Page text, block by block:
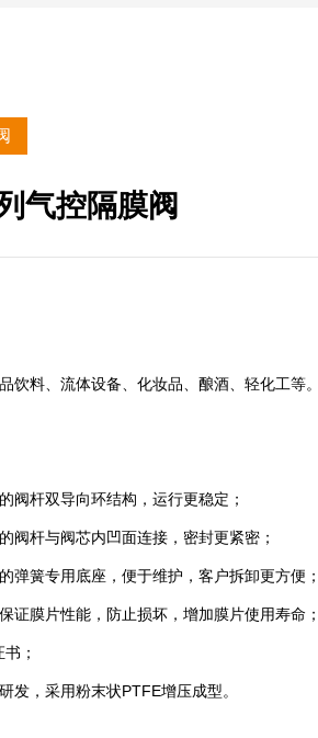
气控隔膜阀
饮料、流体设备、化妆品、酿酒、轻化工等。
阀杆双导向环结构，运行更稳定；
阀杆与阀芯内凹面连接，密封更紧密；
弹簧专用底座，便于维护，客户拆卸更方便；
证膜片性能，防止损坏，增加膜片使用寿命；
；
发，采用粉末状PTFE增压成型。